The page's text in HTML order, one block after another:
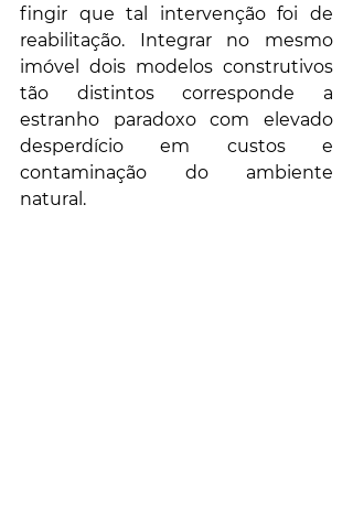
fingir que tal intervenção foi de
reabilitação. Integrar no mesmo
imóvel dois modelos construtivos
tão distintos corresponde a
estranho paradoxo com elevado
desperdício em custos e
contaminação do ambiente
natural.